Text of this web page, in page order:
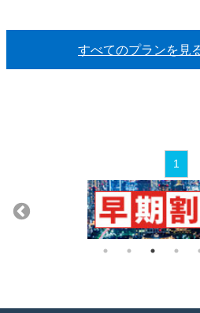
すべてのプランを見
1